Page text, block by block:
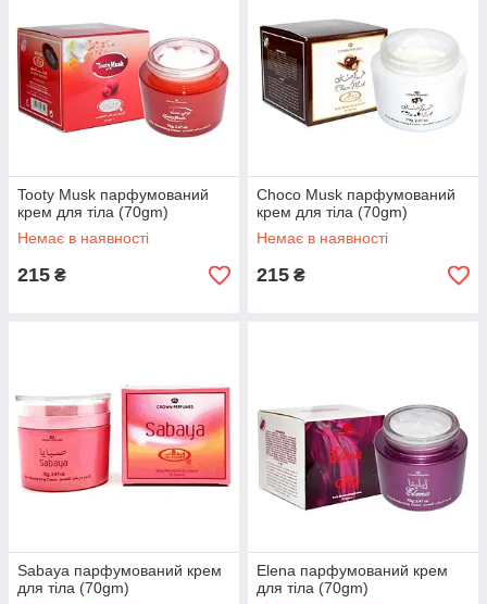
Tooty Musk парфумований
крем для тіла (70gm)
Немає в наявності
215 ₴
Choco Musk парфумований
крем для тіла (70gm)
Немає в наявності
215 ₴
Sabaya парфумований крем
для тіла (70gm)
Elena парфумований крем
для тіла (70gm)